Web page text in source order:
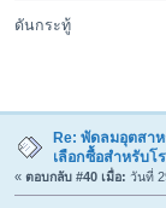
ดันกระทู้
Re: พัดลมอุตสา
เลือกซื้อสำหรับโ
« ตอบกลับ #40 เมื่อ: วันที่